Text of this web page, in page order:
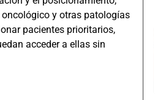
y otras patologías
pacientes prioritarios,
acceder a ellas sin